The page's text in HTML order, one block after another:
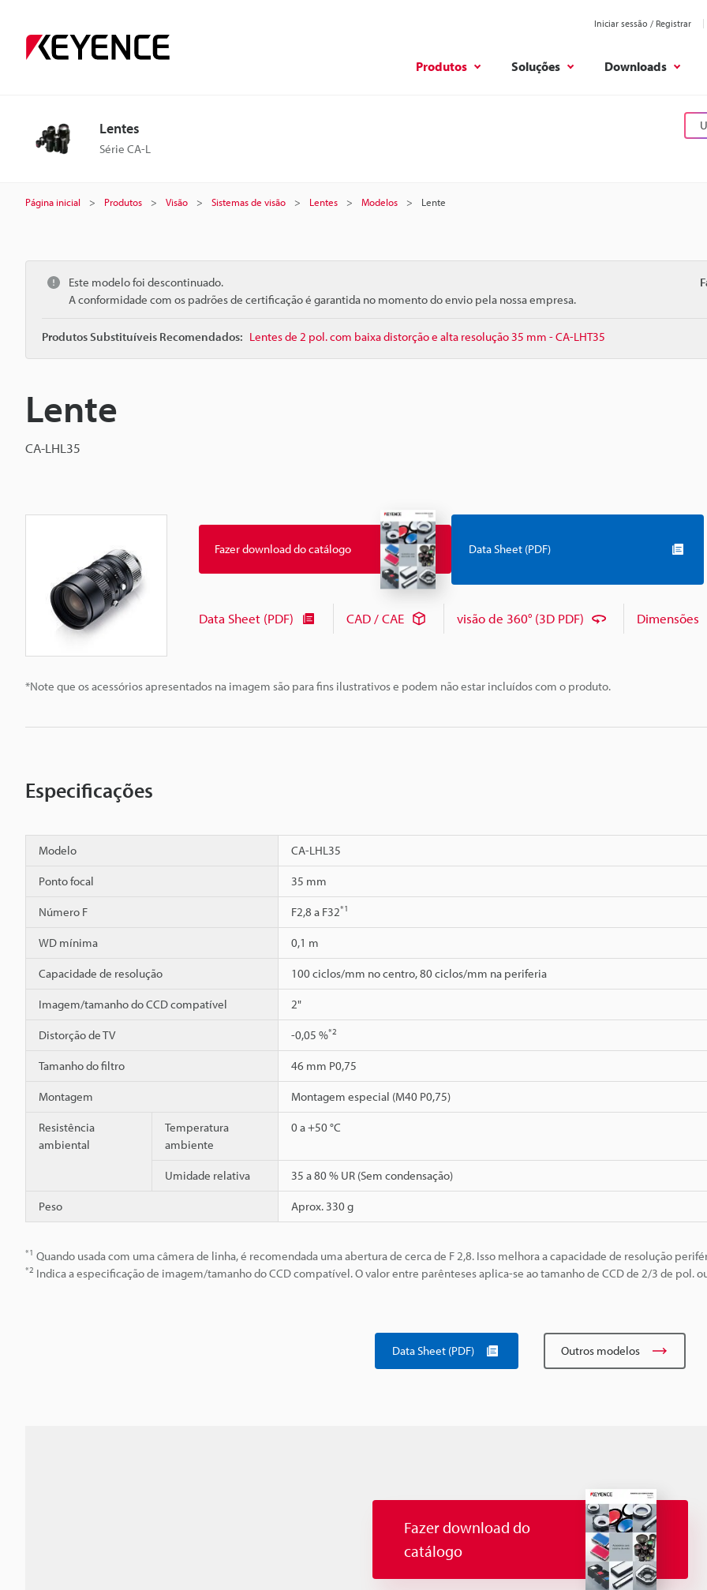
Iniciar sessão / Registrar
Produtos Soluções Downloads
Lentes
Série CA-L
Página inicial Produtos Visão Sistemas de visão Lentes Modelos Lente
Este modelo foi descontinuado.
A conformidade com os padrões de certificação é garantida no momento do envio pela nossa empresa.
Produtos Substituíveis Recomendados: Lentes de 2 pol. com baixa distorção e alta resolução 35 mm - CA-LHT35
Lente
CA-LHL35
*Note que os acessórios apresentados na imagem são para fins ilustrativos e podem não estar incluídos com o produto.
Fazer download do catálogo Data Sheet (PDF)
Data Sheet (PDF) CAD / CAE visão de 360° (3D PDF) Dimensões
Especificações
Modelo CA-LHL35
Ponto focal 35 mm
Número F F2,8 a F32*1
WD mínima 0,1 m
Capacidade de resolução 100 ciclos/mm no centro, 80 ciclos/mm na periferia
Imagem/tamanho do CCD compatível 2"
Distorção de TV -0,05 %*2
Tamanho do filtro 46 mm P0,75
Montagem Montagem especial (M40 P0,75)
Resistência
ambiental
Temperatura
ambiente
0 a +50 °C
Umidade relativa 35 a 80 % UR (Sem condensação)
Peso Aprox. 330 g
*1 Quando usada com uma câmera de linha, é recomendada uma abertura de cerca de F 2,8. Isso melhora a capacidade de resolução
*2 Indica a especificação de imagem/tamanho do CCD compatível. O valor entre parênteses aplica-se ao tamanho de CCD de 2/3 de pol.
Data Sheet (PDF) Outros modelos
Fazer download do
catálogo